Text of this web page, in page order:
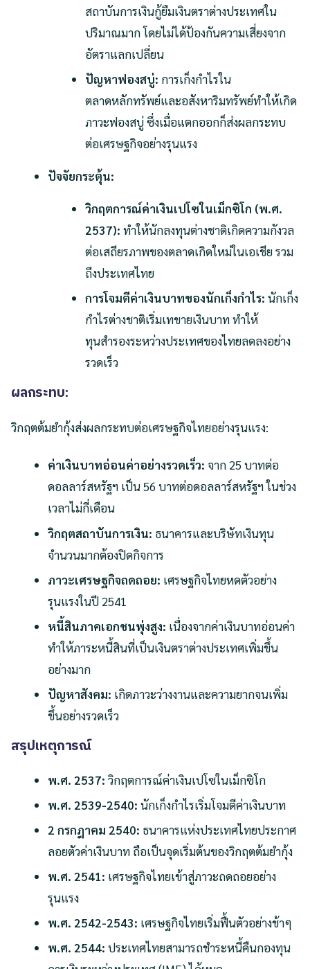
สถาบันการเงินกู้ยืมเงินตราต่างประเทศใน
ปริมาณมาก โดยไม่ได้ป้องกันความเสี่ยงจาก
อัตราแลกเปลี่ยน
ปัญหาฟองสบู่: การเก็งกำไรใน
ตลาดหลักทรัพย์และอสังหาริมทรัพย์ทำให้เกิด
ภาวะฟองสบู่ ซึ่งเมื่อแตกออกก็ส่งผลกระทบ
ต่อเศรษฐกิจอย่างรุนแรง
ปัจจัยกระตุ้น:
วิกฤตการณ์ค่าเงินเปโซในเม็กซิโก (พ.ศ.
2537): ทำให้นักลงทุนต่างชาติเกิดความกังวล
ต่อเสถียรภาพของตลาดเกิดใหม่ในเอเชีย รวม
ถึงประเทศไทย
การโจมตีค่าเงินบาทของนักเก็งกำไร: นักเก็ง
กำไรต่างชาติเริ่มเทขายเงินบาท ทำให้
ทุนสำรองระหว่างประเทศของไทยลดลงอย่าง
รวดเร็ว
ผลกระทบ:
วิกฤตต้มยำกุ้งส่งผลกระทบต่อเศรษฐกิจไทยอย่างรุนแรง:
ค่าเงินบาทอ่อนค่าอย่างรวดเร็ว: จาก 25 บาทต่อ
ดอลลาร์สหรัฐฯ เป็น 56 บาทต่อดอลลาร์สหรัฐฯ ในช่วง
เวลาไม่กี่เดือน
วิกฤตสถาบันการเงิน: ธนาคารและบริษัทเงินทุน
จำนวนมากต้องปิดกิจการ
ภาวะเศรษฐกิจถดถอย: เศรษฐกิจไทยหดตัวอย่าง
รุนแรงในปี 2541
หนี้สินภาคเอกชนพุ่งสูง: เนื่องจากค่าเงินบาทอ่อนค่า
ทำให้ภาระหนี้สินที่เป็นเงินตราต่างประเทศเพิ่มขึ้น
อย่างมาก
ปัญหาสังคม: เกิดภาวะว่างงานและความยากจนเพิ่ม
ขึ้นอย่างรวดเร็ว
สรุปเหตุการณ์
พ.ศ. 2537: วิกฤตการณ์ค่าเงินเปโซในเม็กซิโก
พ.ศ. 2539-2540: นักเก็งกำไรเริ่มโจมตีค่าเงินบาท
2 กรกฎาคม 2540: ธนาคารแห่งประเทศไทยประกาศ
ลอยตัวค่าเงินบาท ถือเป็นจุดเริ่มต้นของวิกฤตต้มยำกุ้ง
พ.ศ. 2541: เศรษฐกิจไทยเข้าสู่ภาวะถดถอยอย่าง
รุนแรง
พ.ศ. 2542-2543: เศรษฐกิจไทยเริ่มฟื้นตัวอย่างช้าๆ
พ.ศ. 2544: ประเทศไทยสามารถชำระหนี้คืนกองทุน